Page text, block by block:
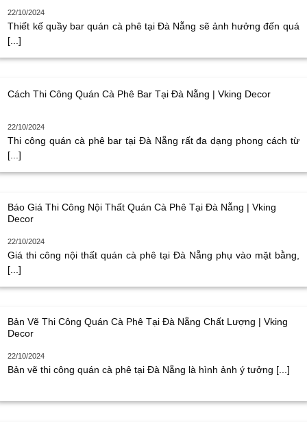
22/10/2024
Thiết kế quầy bar quán cà phê tại Đà Nẵng sẽ ảnh hưởng đến quá
[...]
Cách Thi Công Quán Cà Phê Bar Tại Đà Nẵng | Vking Decor
22/10/2024
Thi công quán cà phê bar tại Đà Nẵng rất đa dạng phong cách từ
[...]
Báo Giá Thi Công Nội Thất Quán Cà Phê Tại Đà Nẵng | Vking
Decor
22/10/2024
Giá thi công nội thất quán cà phê tại Đà Nẵng phụ vào mặt bằng,
[...]
Bản Vẽ Thi Công Quán Cà Phê Tại Đà Nẵng Chất Lượng | Vking
Decor
22/10/2024
Bản vẽ thi công quán cà phê tại Đà Nẵng là hình ảnh ý tưởng [...]